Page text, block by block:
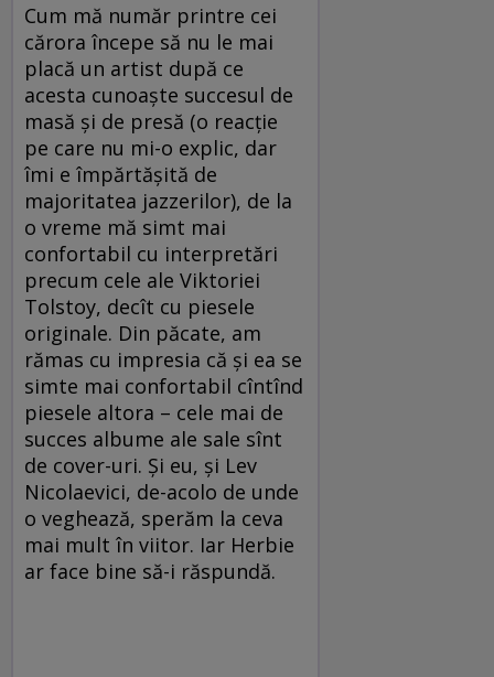
Cum mă număr printre cei
cărora începe să nu le mai
placă un artist după ce
acesta cunoaşte succesul de
masă şi de presă (o reacţie
pe care nu mi-o explic, dar
îmi e împărtăşită de
majoritatea jazzerilor), de la
o vreme mă simt mai
confortabil cu interpretări
precum cele ale Viktoriei
Tolstoy, decît cu piesele
originale. Din păcate, am
rămas cu impresia că şi ea se
simte mai confortabil cîntînd
piesele altora – cele mai de
succes albume ale sale sînt
de cover-uri. Şi eu, şi Lev
Nicolaevici, de-acolo de unde
o veghează, sperăm la ceva
mai mult în viitor. Iar Herbie
ar face bine să-i răspundă.